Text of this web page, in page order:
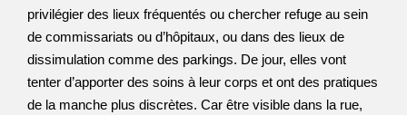
privilégier des lieux fréquentés ou chercher refuge au sein
de commissariats ou d’hôpitaux, ou dans des lieux de
dissimulation comme des parkings. De jour, elles vont
tenter d’apporter des soins à leur corps et ont des pratiques
de la manche plus discrètes. Car être visible dans la rue,